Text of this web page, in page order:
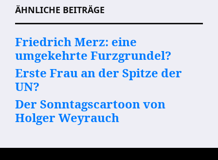
ÄHNLICHE BEITRÄGE
Friedrich Merz: eine
umgekehrte Furzgrundel?
Erste Frau an der Spitze der
UN?
Der Sonntagscartoon von
Holger Weyrauch